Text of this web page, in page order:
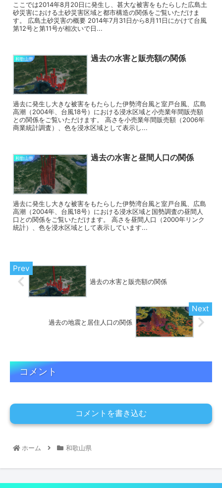
ここでは2014年8月20日に発生し、甚大な被害をもたらした広島土
砂災害における土砂災害区域と都市構造の関係をご覧いただけま
す。 広島土砂災害の概要 2014年7月31日から8月11日にかけて台風
第12号と第11号が相次いで日...
和歌山県 過去の水害と販売額の関係
過去に発生し大きな被害をもたらした伊勢湾台風と室戸台風、広島
高潮（2004年、台風18号）における浸水区域と小売業年間販売額
との関係をご覧いただけます。 高さを小売業年間販売額（2006年
商業統計調査）、色を浸水区域として表示し...
和歌山県 過去の水害と昼間人口の関係
過去に発生し大きな被害をもたらした伊勢湾台風と室戸台風、広島
高潮（2004年、台風18号）における浸水区域と国勢調査の昼間人
口との関係をご覧いただけます。 高さを昼間人口（2000年リンク
統計）、色を浸水区域として表示しています...
過去の水害と販売額の関係
過去の地震と居住人口の関係
コメント
コメントを書き込む
ホーム 和歌山県